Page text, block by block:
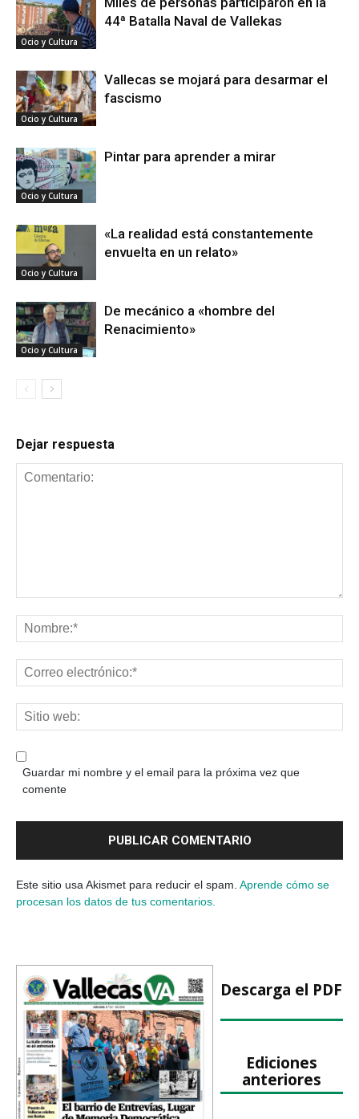
Ocio y Cultura
44ª Batalla Naval de Vallekas
Ocio y Cultura
Vallecas se mojará para desarmar el
fascismo
Ocio y Cultura
Pintar para aprender a mirar
Ocio y Cultura
«La realidad está constantemente
envuelta en un relato»
Ocio y Cultura
De mecánico a «hombre del
Renacimiento»
Dejar respuesta
Guardar mi nombre y el email para la próxima vez que
comente
Este sitio usa Akismet para reducir el spam. Aprende cómo se
procesan los datos de tus comentarios.
Descarga el PDF
Ediciones
anteriores